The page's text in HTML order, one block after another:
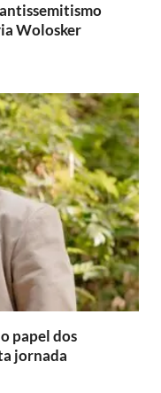
Wolosker
papel dos
jornada